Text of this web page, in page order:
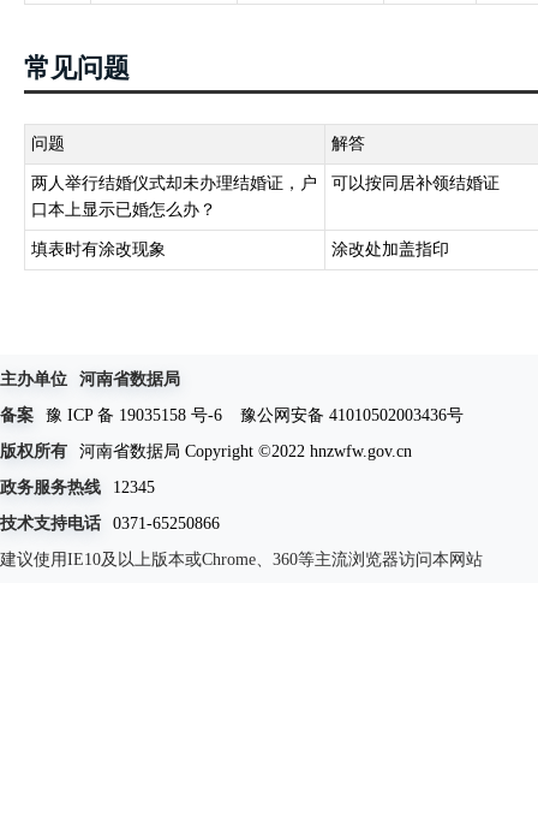
常见问题
问题 解答
两人举行结婚仪式却未办理结婚证，户
口本上显示已婚怎么办？
可以按同居补领结婚证
填表时有涂改现象 涂改处加盖指印
主办单位
河南省数据局
备案
豫 ICP 备 19035158 号-6
豫公网安备 41010502003436号
版权所有
河南省数据局 Copyright ©2022 hnzwfw.gov.cn
政务服务热线
12345
技术支持电话
0371-65250866
建议使用IE10及以上版本或Chrome、360等主流浏览器访问本网站